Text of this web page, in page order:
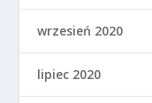
wrzesień 2020
lipiec 2020